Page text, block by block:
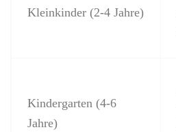
Kleinkinder (2-4 Jahre)
Kindergarten (4-6
Jahre)